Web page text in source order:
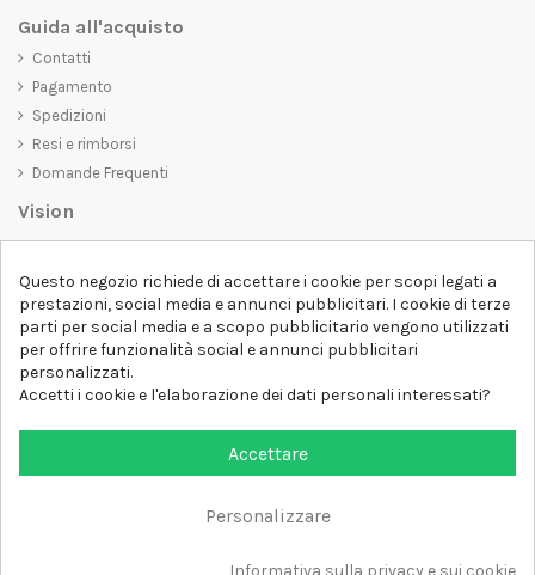
Guida all'acquisto
Contatti
Pagamento
Spedizioni
Resi e rimborsi
Domande Frequenti
Vision
belli da vedere, ma che trasmettano anche un messaggio importante.
Che siate alla ricerca di una t-shirt unica e di tendenza, di una felpa
comoda e accogliente o di un accessorio esclusivo,D-SHIRTha
qualcosa per tutti.
Follow us
Questo negozio richiede di accettare i cookie per scopi legati a
prestazioni, social media e annunci pubblicitari. I cookie di terze
parti per social media e a scopo pubblicitario vengono utilizzati
per offrire funzionalità social e annunci pubblicitari
personalizzati.
Accetti i cookie e l'elaborazione dei dati personali interessati?
Accettare
Personalizzare
Informativa sulla privacy e sui cookie